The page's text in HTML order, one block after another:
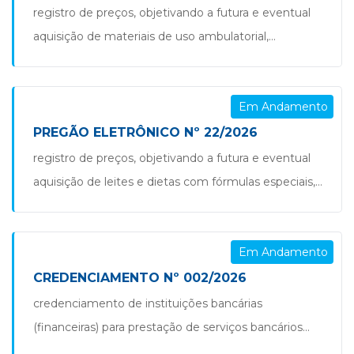
do município de são jorge d’oeste/pr. pregão nº
24.2026
registro de preços, objetivando a futura e eventual
aquisição de materiais de uso ambulatorial,
atender as necessidades das unidades públicas de
saúde e do centro de fisioterapia do município de
são jorge d’oeste/pr. pregão nº 23.2026 aviso de
alteração de edital pe nº 23.2026
Em Andamento
PREGÃO ELETRÔNICO Nº 22/2026
registro de preços, objetivando a futura e eventual
aquisição de leites e dietas com fórmulas especiais,
médicas e em conformidade com o protocolo
regional de terapias nutricionais, e com entrega
fracionada pela necessidade da secretaria municipal
de saúde do município de são jorge d’oeste/pr.
pregão nº 22.2026 aviso de alteração […]
Em Andamento
CREDENCIAMENTO Nº 002/2026
credenciamento de instituições bancárias
(financeiras) para prestação de serviços bancários